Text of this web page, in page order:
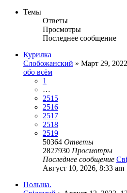
Темы
Ответы
Просмотры
Последнее сообщение
Курилка
Слобожанский » Март 29,
обо всём
1
…
2515
2516
2517
2518
2519
50364 Ответы
2827930 Просмотры
Последнее сообщение
Август 10, 2026, 8:33 am
Польша.